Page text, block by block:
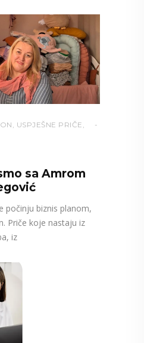
, USPJEŠNE PRIČE ,
sa Amrom
počinju biznis planom,
Priče koje nastaju iz
iz